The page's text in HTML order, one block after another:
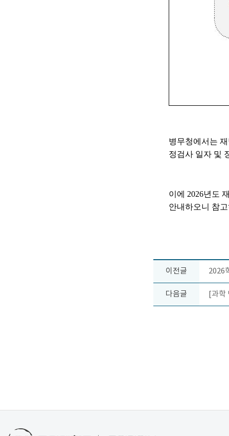
병무청에서는
정검사 일자 및
이에 2026년도
안내하오니 참
이전글 2026
다음글 [과학